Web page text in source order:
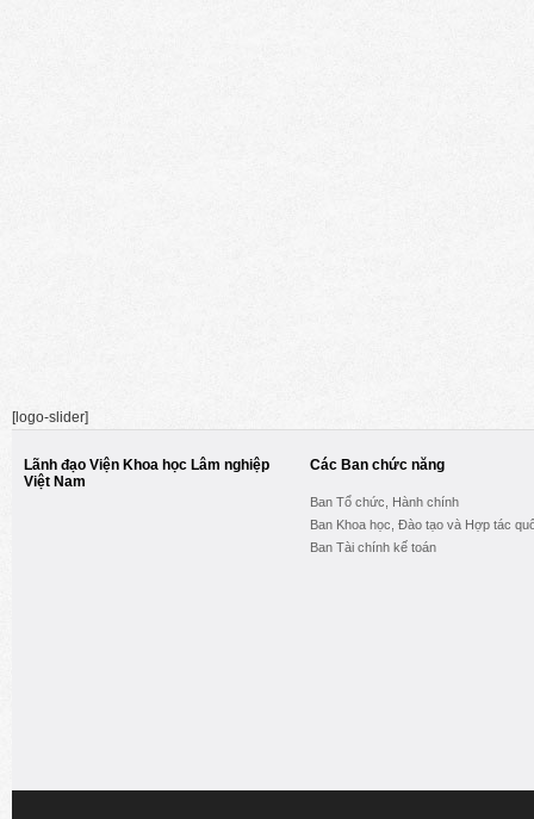
[logo-slider]
Lãnh đạo Viện Khoa học Lâm nghiệp
Việt Nam
Các Ban chức năng
Ban Tổ chức, Hành chính
Ban Khoa học, Đào tạo và Hợp tác
Ban Tài chính kế toán